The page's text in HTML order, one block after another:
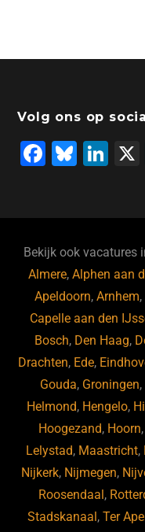
Volg ons op
F
b
o
o
k
Bl
ky
Li
dI
n
Bekijk ook vacatures
Almere,Alphen aan
Apeldoorn,Arnhem,
Capelle aan den
Bosch, Den Haag,
Drachten, Ede,
Gouda, Groningen,
Helmond, Hengelo,
Hoogezand, Hoorn,
Lelystad, Maastricht,
Nijkerk, Nijmegen,
Roosendaal,
Stadskanaal,Ter